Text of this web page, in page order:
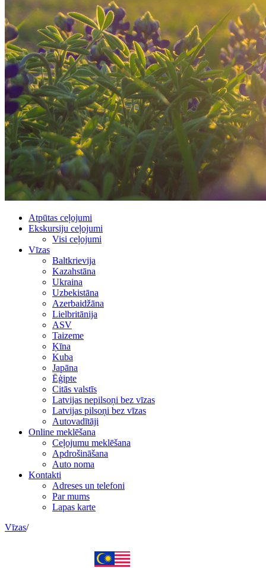
Atpūtas ceļojumi
Ekskursiju ceļojumi
Visi ceļojumi
Vīzas
Baltkrievija
Kazahstāna
Ukraina
Uzbekistāna
Azerbaidžāna
Lielbritānija
ASV
Taizeme
Ķīna
Kuba
Japāna
Ēģipte
Citās valstīs
Latvijas nepilsoņi bez vīzas
Latvijas pilsoņi bez vīzas
Autovadītāji
Online meklēšana
Ceļojumu meklēšana
Apdrošināšana
Auto noma
Kontakti
Adreses un telefoni
Par mums
Lapas karte
Vīzas/